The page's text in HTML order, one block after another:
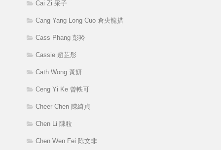
Cai Zi 采子
Cang Yang Long Cuo 倉央龍措
Cass Phang 彭羚
Cassie 趙芷彤
Cath Wong 黃妍
Ceng Yi Ke 曾軼可
Cheer Chen 陳綺貞
Chen Li 陳粒
Chen Wen Fei 陈文非